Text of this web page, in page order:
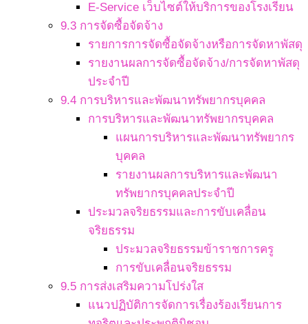
E-Service เว็บไซต์ให้บริการของโรงเรียน
9.3 การจัดซื้อจัดจ้าง
รายการการจัดซื้อจัดจ้างหรือการจัดหาพัสดุ
รายงานผลการจัดซื้อจัดจ้าง/การจัดหาพัสดุ
ประจำปี
9.4 การบริหารและพัฒนาทรัพยากรบุคคล
การบริหารและพัฒนาทรัพยากรบุคคล
แผนการบริหารและพัฒนาทรัพยากร
บุคคล
รายงานผลการบริหารและพัฒนา
ทรัพยากรบุคคลประจำปี
ประมวลจริยธรรมและการขับเคลื่อน
จริยธรรม
ประมวลจริยธรรมข้าราชการครู
การขับเคลื่อนจริยธรรม
9.5 การส่งเสริมความโปร่งใส
แนวปฏิบัติการจัดการเรื่องร้องเรียนการ